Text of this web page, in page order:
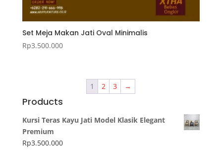
Set Meja Makan Jati Oval Minimalis
Rp3.500.000
1 2 3 →
Products
Kursi Teras Kayu Jati Model Klasik Elegant
Premium
Rp3.500.000